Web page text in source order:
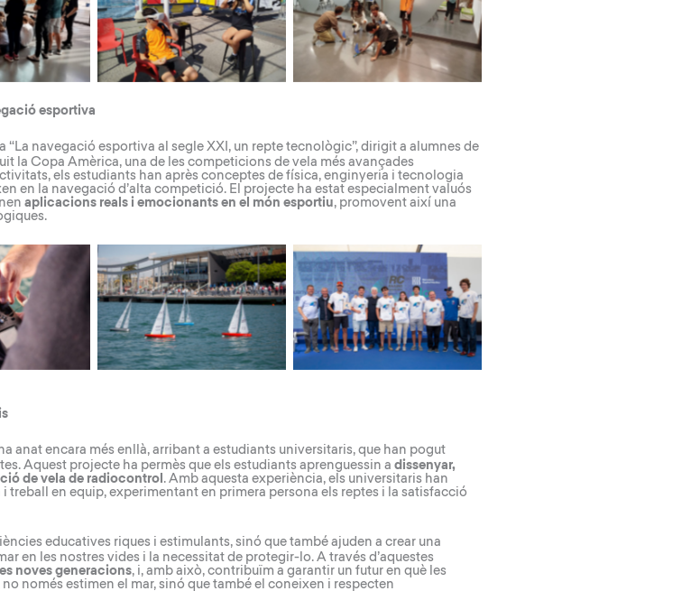
esportiva
“ La navegació esportiva al segle XXI, un repte tecnològic”, dirigit a alumnes de
la Copa Amèrica, una de les competicions de vela més avançades
els estudiants han après conceptes de física, enginyeria i tecnologia
en la navegació d’alta competició. El projecte ha estat especialment valuós
aplicacions reals i emocionants en el món esportiu, promovent així una
ha anat encara més enllà, arribant a estudiants universitaris, que han pogut
Aquest projecte ha permès que els estudiants aprenguessin a dissenyar,
de vela de radiocontrol . Amb aquesta experiència, els universitaris han
en equip, experimentant en primera persona els reptes i la satisfacció
educatives riques i estimulants, sinó que també ajuden a crear una
en les nostres vides i la necessitat de protegir-lo. A través d’aquestes
noves generacions, i, amb això, contribuïm a garantir un futur en què les
només estimen el mar, sinó que també el coneixen i respecten